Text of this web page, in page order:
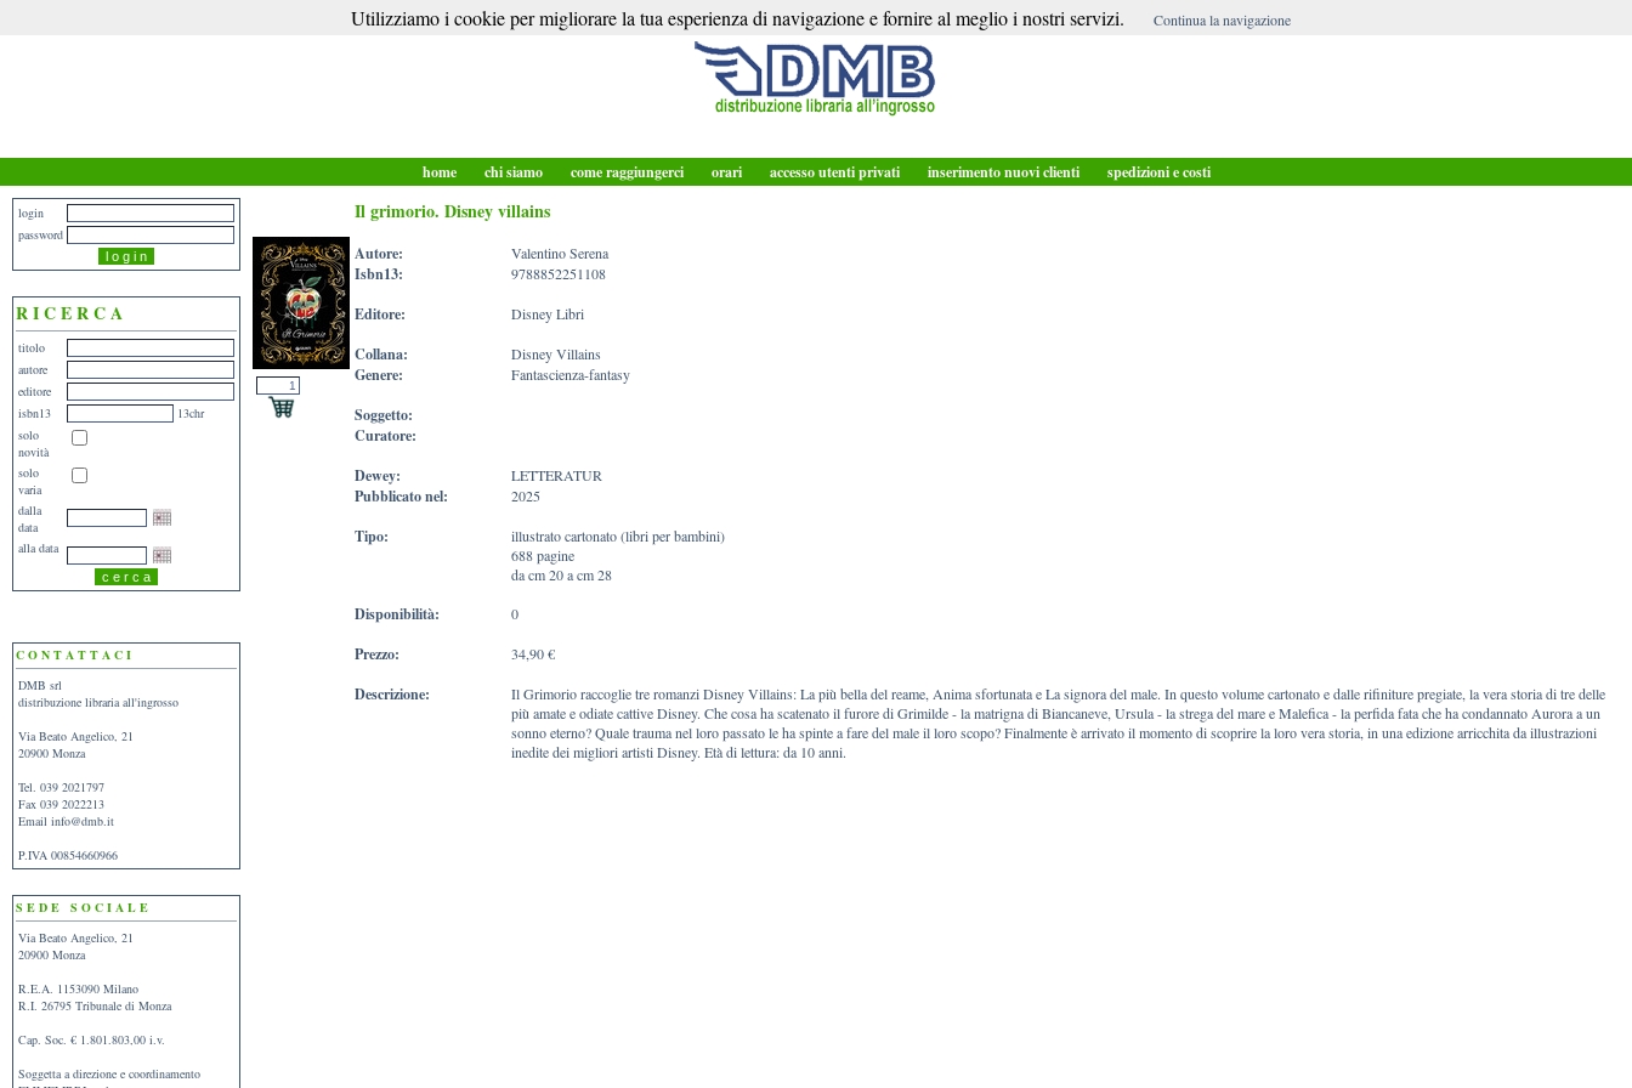
home chi siamo come raggiungerci orari accesso utenti privati inserimento nuovi clienti spedizioni e costi
login
password
R I C E R C A
titolo
autore
editore
isbn13
13chr
solo
novità
solo
varia
dalla
data
alla data
C O N T A T T A C I
DMB srl
distribuzione libraria all'ingrosso
Via Beato Angelico, 21
20900 Monza
Tel. 039 2021797
Fax 039 2022213
Email info@dmb.it
P.IVA 00854660966
S E D E S O C I A L E
Via Beato Angelico, 21
20900 Monza
R.E.A. 1153090 Milano
R.I. 26795 Tribunale di Monza
Cap. Soc. € 1.801.803,00 i.v.
Soggetta a direzione e coordinamento
Il grimorio. Disney villains
Autore: Valentino Serena
Isbn13: 9788852251108
Editore: Disney Libri
Collana: Disney Villains
Genere: Fantascienza-fantasy
Soggetto:
Curatore:
Dewey:
LETTERATUR
Pubblicato nel: 2025
Tipo:
illustrato cartonato (libri per bambini)
688 pagine
da cm 20 a cm 28
Disponibilità: 0
Prezzo: 34,90 €
Descrizione:
Il Grimorio raccoglie tre romanzi Disney Villains: La più bella del reame, Anima sfortunata e La signora del male. In questo volume cartonato e dalle rifiniture pregiate, la vera storia di tre delle
più amate e odiate cattive Disney. Che cosa ha scatenato il furore di Grimilde - la matrigna di Biancaneve, Ursula - la strega del mare e Malefica - la perfida fata che ha condannato Aurora a un
sonno eterno? Quale trauma nel loro passato le ha spinte a fare del male il loro scopo? Finalmente è arrivato il momento di scoprire la loro vera storia, in una edizione arricchita da illustrazioni
inedite dei migliori artisti Disney. Età di lettura: da 10 anni.
Utilizziamo i cookie per migliorare la tua esperienza di navigazione e fornire al meglio i nostri servizi. Continua la navigazione